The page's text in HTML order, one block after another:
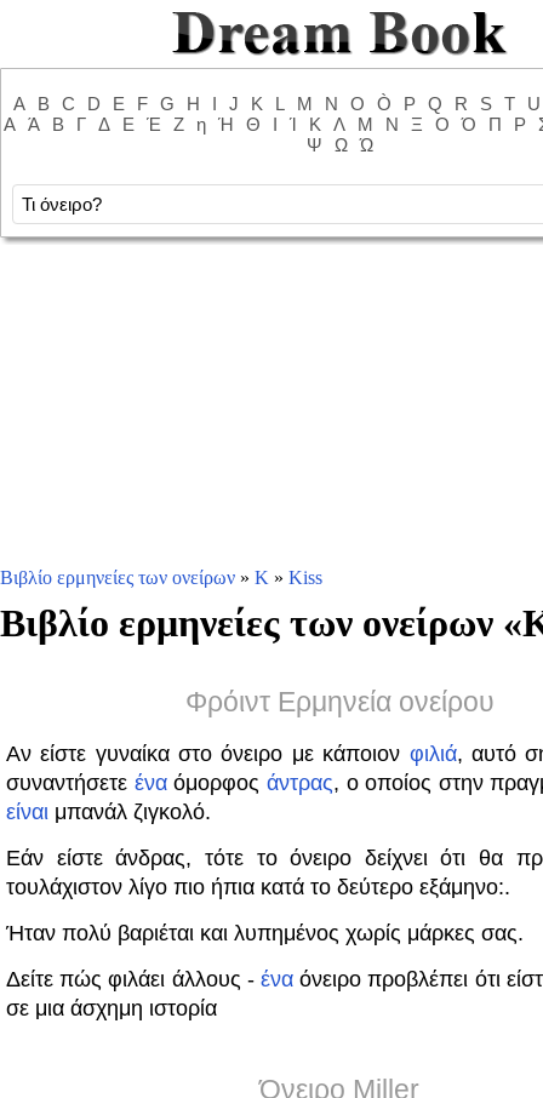
A B C D E F G H I J K L M N O Ò P Q R S T
U
Α Ά Β Γ Δ Ε Έ Ζ η Ή Θ Ι Ί Κ Λ Μ Ν Ξ Ο Ό Π Ρ
Ψ
Ω Ώ
Βιβλίο ερμηνείες των ονείρων » K » Kiss
Βιβλίο ερμηνείες των ονείρων «
Φρόιντ Ερμηνεία ονείρου
Αν είστε γυναίκα στο όνειρο με κάποιον φιλιά, αυτό
συναντήσετε έναόμορφος άντρας, ο οποίος στην
είναι μπανάλ ζιγκολό.
Εάν είστε άνδρας, τότε το όνειρο δείχνει ότι θα
τουλάχιστον λίγο πιο ήπια κατά το δεύτερο εξάμηνο:.
Ήταν πολύ βαριέται και λυπημένος χωρίς μάρκες σας.
Δείτε πώς φιλάει άλλους - ένα όνειρο προβλέπει ότι
σε μια άσχημη ιστορία
Όνειρο Miller